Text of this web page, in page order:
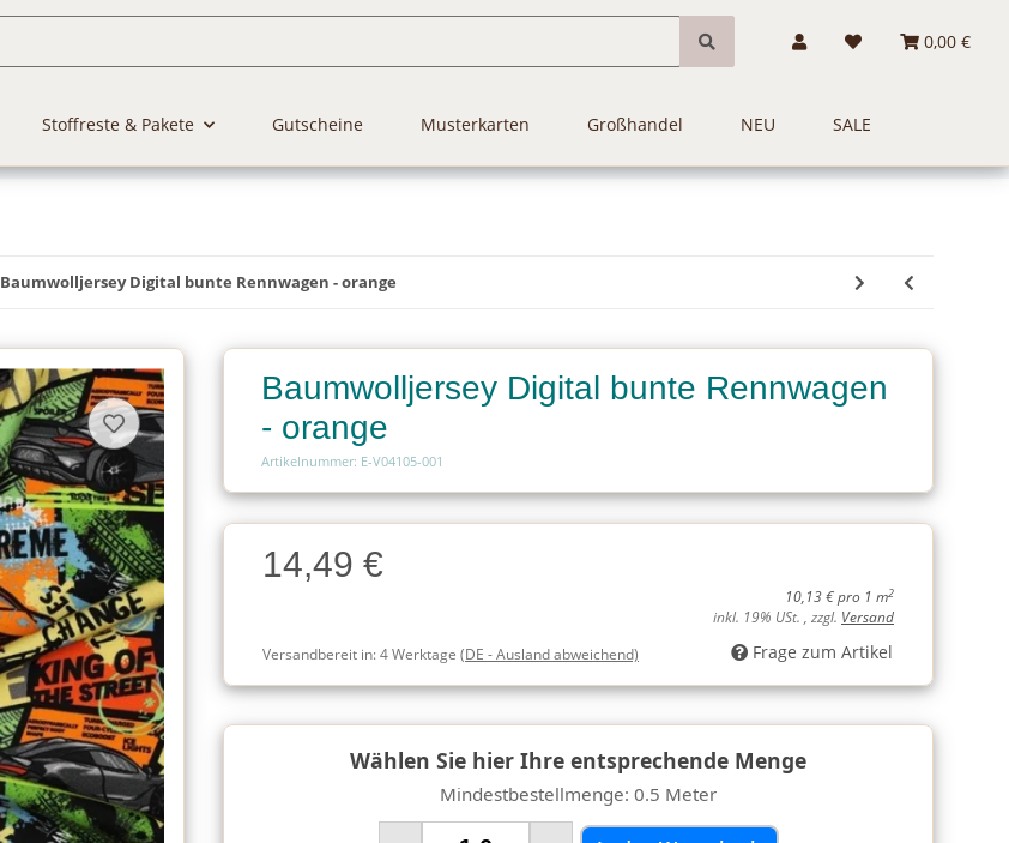
0,00 €
Stoffreste & Pakete Gutscheine Musterkarten Großhandel NEU SALE
Baumwolljersey Digital bunte Rennwagen - orange
Baumwolljersey Digital bunte Rennwagen
- orange
Artikelnummer: E-V04105-001
Charge
Charge14,49 €
10,13 € pro 1 m2
inkl. 19% USt. , zzgl. Versand
Versandbereit in:4 Werktage (DE - Ausland abweichend) Frage zum Artikel
Wählen Sie hier Ihre entsprechende Menge
Mindestbestellmenge: 0.5 Meter